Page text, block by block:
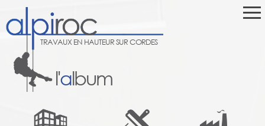
TRAVAUX EN HAUTEUR SUR CORDES
l'album